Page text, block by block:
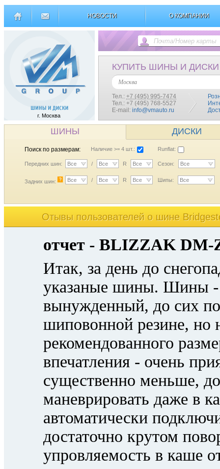
НОВОСТИ О КОМПАНИИ
г. Москва
КУПИТЬ ШИНЫ И ДИСКИ
Москва
Тел.: +7 (495) 995-7474
Тел.: +7 (495) 768-5527
E-mail: info@vmauto.ru
ШИНЫ ДИСКИ
Поиск по размерам: Наличие >= 4 шт.: Runflat:
Передних шин: Все / Все R Все Сезон: Все
Задних шин: ? Все / Все R Все Шипы: Все
Отывы пользователей o шине
отчет - BLIZZAK DM-
Итак, за день до
указаные шины.
вынужденный, до сих
шиповонной резине, но
рекомендованного
впечатления - очень
существенно меньше,
маневрировать даже в
автоматически
достаточно крутом
упровляемость в каше